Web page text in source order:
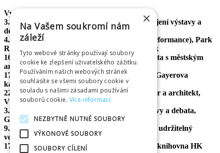
Vybrané festivalové akce (červen–září 2026):
3. 6. | Telefonní automatické ústředny — zahájení výstavy a
debata, ČSOB
4. 6. | Inaugurace instalace Sníh (divadelní performance), Park
Rozárka; zahajovací koncert, Letní kino Širák
16. 6. | Zahájení výstavy Místa pro hru a debata s městským
architektem, Červený Kostelec
17. 6. | Zahájení výstavy a debata Koželužna, Gayerova
kasárna
22. 6. | Celodenní konference Osvícený investor a architekt,
Východočeské muzeum
3. 7. | Architektura Militaris — zahájení výstavy a debata,
Gayerova kasárna
9. 9. | Pecha Kucha Night — téma: kreativní a udržitelný
veřejný prostor, Bio Central
17. 9. | Konference Udržitelné město, Městská knihovna HK
×
Na Vašem soukromí nám
záleží
Tyto webové stránky používají soubory
cookie ke zlepšení uživatelského zážitku.
Používáním našich webových stránek
souhlasíte se všemi soubory cookie v
souladu s našimi zásadami používání
souborů cookie. Více informací
NEZBYTNĚ NUTNÉ SOUBORY
VÝKONOVÉ SOUBORY
SOUBORY CÍLENÍ